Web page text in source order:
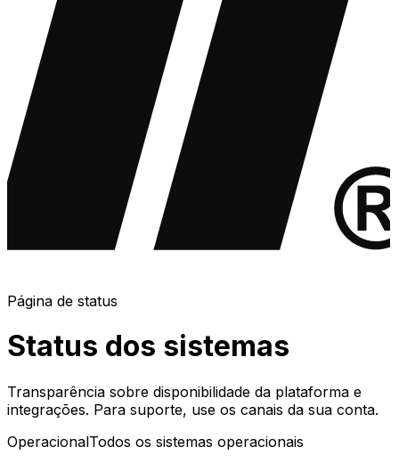
Página de status
Status dos sistemas
Transparência sobre disponibilidade da plataforma e
integrações. Para suporte, use os canais da sua conta.
OperacionalTodos os sistemas operacionais